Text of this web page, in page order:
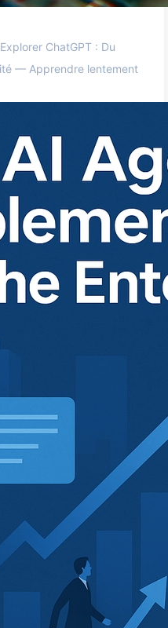
ChatGPT : Du
— Apprendre lentement